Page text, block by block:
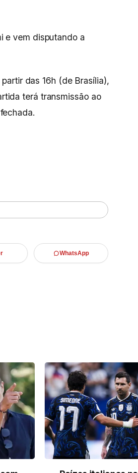
e vem disputando a
das 16h (de Brasília),
terá transmissão ao
WhatsApp